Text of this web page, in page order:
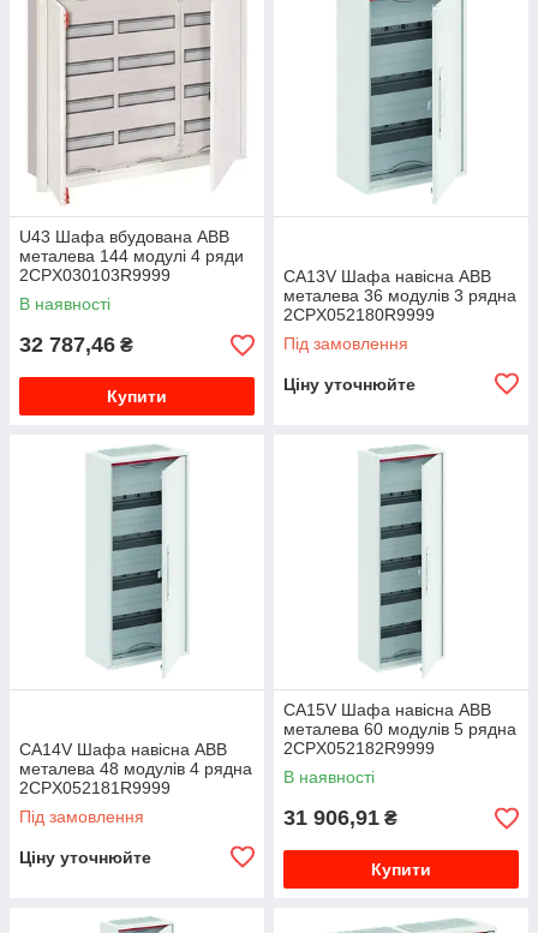
U43 Шафа вбудована ABB
металева 144 модулі 4 ряди
2CPX030103R9999
В наявності
32 787,46 ₴
Купити
CA13V Шафа навісна ABB
металева 36 модулів 3 рядна
2CPX052180R9999
Під замовлення
Ціну уточнюйте
CA14V Шафа навісна ABB
металева 48 модулів 4 рядна
2CPX052181R9999
Під замовлення
Ціну уточнюйте
CA15V Шафа навісна ABB
металева 60 модулів 5 рядна
2CPX052182R9999
В наявності
31 906,91 ₴
Купити